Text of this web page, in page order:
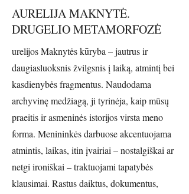
AURELIJA MAKNYTĖ.
DRUGELIO METAMORFOZĖ
urelijos Maknytės kūryba – jautrus ir
daugia­sluoksnis žvilgsnis į laiką, atmintį bei
kasdienybės fragmentus. Naudodama
archyvinę medžiagą, ji tyrinėja, kaip mūsų
praeitis ir asmeninės istorijos virsta meno
forma. Menininkės darbuose akcentuojama
atmintis, laikas, itin įvairiai – nostalgiškai ar
netgi ironiškai – traktuojami tapatybės
klausimai. Rastus daiktus, dokumentus,